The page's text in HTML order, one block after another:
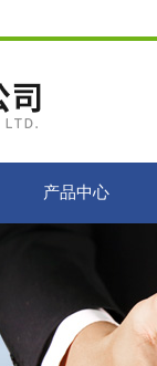
产品中心